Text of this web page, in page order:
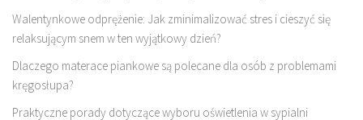
Walentynkowe odprężenie: Jak zminimalizować stres i cieszyć się
relaksującym snem w ten wyjątkowy dzień?
Dlaczego materace piankowe są polecane dla osób z problemami
kręgosłupa?
Praktyczne porady dotyczące wyboru oświetlenia w sypialni